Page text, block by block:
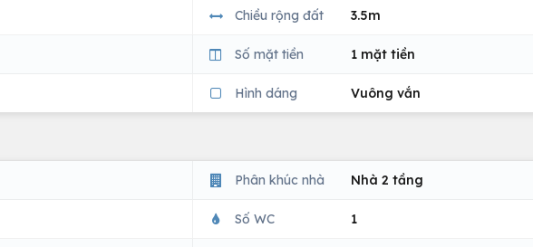
Chiều rộng đất 3.5m
Số mặt tiền 1 mặt tiền
Hình dáng Vuông vắn
Phân khúc nhà Nhà 2 tầng
Số WC 1